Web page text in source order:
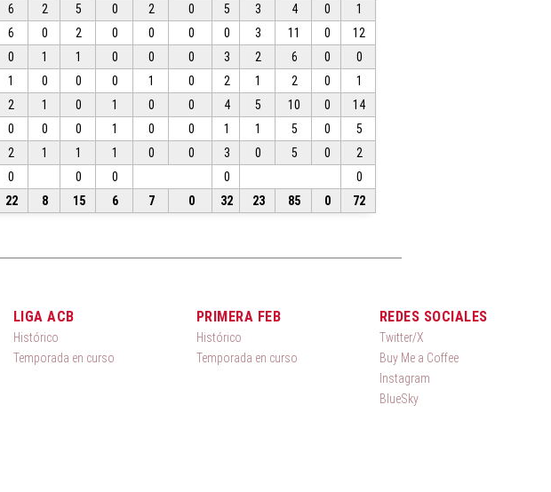
6 2 5 0 2 0 5 3 4 0
1
6 0 2 0 0 0 0 3 11 0
12
0 1 1 0 0 0 3 2 6 0
0
1 0 0 0 1 0 2 1 2 0
1
2 1 0 1 0 0 4 5 10 0
14
0 0 0 1 0 0 1 1 5 0
5
2 1 1 1 0 0 3 0 5 0
2
0 0 0 0
0
22 8 15 6 7 0 32 23 85 0 72
LIGA ACB
Histórico
Temporada en curso
PRIMERA FEB
Histórico
Temporada en curso
REDES SOCIALES
Twitter/X
Buy Me a Coffee
Instagram
BlueSky